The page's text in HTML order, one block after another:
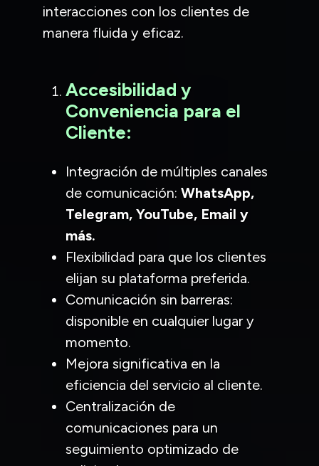
interacciones con los clientes de
manera fluida y eficaz.
Accesibilidad y
Conveniencia para el
Cliente:
Integración de múltiples canales
de comunicación: WhatsApp,
Telegram, YouTube, Email y
más.
Flexibilidad para que los clientes
elijan su plataforma preferida.
Comunicación sin barreras:
disponible en cualquier lugar y
momento.
Mejora significativa en la
eficiencia del servicio al cliente.
Centralización de
comunicaciones para un
seguimiento optimizado de